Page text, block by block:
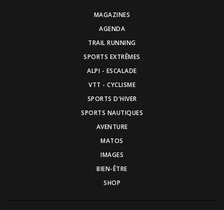
MAGAZINES
AGENDA
TRAIL RUNNING
SPORTS EXTRÊMES
ALPI - ESCALADE
VTT - CYCLISME
SPORTS D'HIVER
SPORTS NAUTIQUES
AVENTURE
MATOS
IMAGES
BIEN-ÊTRE
SHOP